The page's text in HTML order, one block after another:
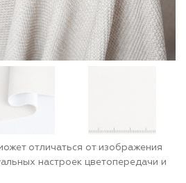
отличаться от изображения
настроек цветопередачи и